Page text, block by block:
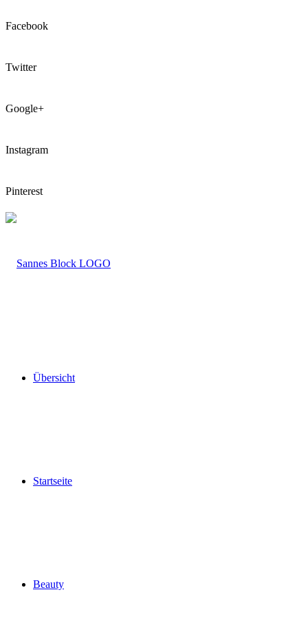
Facebook
Twitter
Google+
Instagram
Pinterest
LOGO
Übersicht
Startseite
Beauty